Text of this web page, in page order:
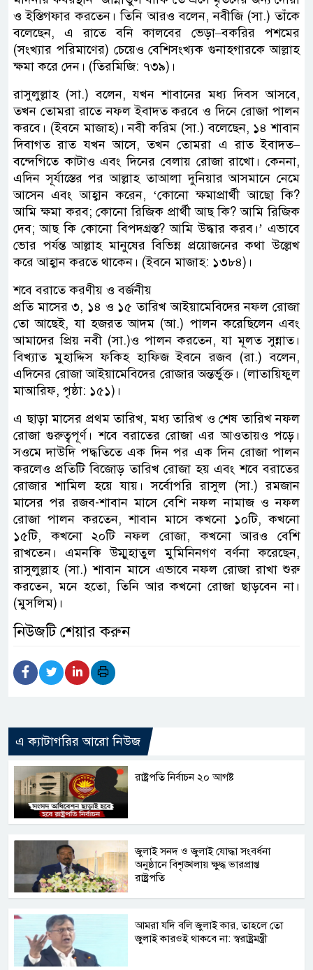
ও ইস্তিগফার করতেন। তিনি আরও বলেন, নবীজি (সা.) তাঁকে
বলেছেন, এ রাতে বনি কালবের ভেড়া–বকরির পশমের
(সংখ্যার পরিমাণের) চেয়েও বেশিসংখ্যক গুনাহগারকে আল্লাহ
ক্ষমা করে দেন। (তিরমিজি: ৭৩৯)।
রাসুলুল্লাহ (সা.) বলেন, যখন শাবানের মধ্য দিবস আসবে,
তখন তোমরা রাতে নফল ইবাদত করবে ও দিনে রোজা পালন
করবে। (ইবনে মাজাহ)। নবী করিম (সা.) বলেছেন, ১৪ শাবান
দিবাগত রাত যখন আসে, তখন তোমরা এ রাত ইবাদত–
বন্দেগিতে কাটাও এবং দিনের বেলায় রোজা রাখো। কেননা,
এদিন সূর্যাস্তের পর আল্লাহ তাআলা দুনিয়ার আসমানে নেমে
আসেন এবং আহ্বান করেন, ‘কোনো ক্ষমাপ্রার্থী আছো কি?
আমি ক্ষমা করব; কোনো রিজিক প্রার্থী আছ কি? আমি রিজিক
দেব; আছ কি কোনো বিপদগ্রস্ত? আমি উদ্ধার করব।’ এভাবে
ভোর পর্যন্ত আল্লাহ মানুষের বিভিন্ন প্রয়োজনের কথা উল্লেখ
করে আহ্বান করতে থাকেন। (ইবনে মাজাহ: ১৩৮৪)।
শবে বরাতে করণীয় ও বর্জনীয়
প্রতি মাসের ৩, ১৪ ও ১৫ তারিখ আইয়ামেবিদের নফল রোজা
তো আছেই, যা হজরত আদম (আ.) পালন করেছিলেন এবং
আমাদের প্রিয় নবী (সা.)ও পালন করতেন, যা মূলত সুন্নাত।
বিখ্যাত মুহাদ্দিস ফকিহ হাফিজ ইবনে রজব (রা.) বলেন,
এদিনের রোজা আইয়ামেবিদের রোজার অন্তর্ভুক্ত। (লাতায়িফুল
মাআরিফ, পৃষ্ঠা: ১৫১)।
এ ছাড়া মাসের প্রথম তারিখ, মধ্য তারিখ ও শেষ তারিখ নফল
রোজা গুরুত্বপূর্ণ। শবে বরাতের রোজা এর আওতায়ও পড়ে।
সওমে দাউদি পদ্ধতিতে এক দিন পর এক দিন রোজা পালন
করলেও প্রতিটি বিজোড় তারিখ রোজা হয় এবং শবে বরাতের
রোজার শামিল হয়ে যায়। সর্বোপরি রাসুল (সা.) রমজান
মাসের পর রজব-শাবান মাসে বেশি নফল নামাজ ও নফল
রোজা পালন করতেন, শাবান মাসে কখনো ১০টি, কখনো
১৫টি, কখনো ২০টি নফল রোজা, কখনো আরও বেশি
রাখতেন। এমনকি উম্মুহাতুল মুমিনিনগণ বর্ণনা করেছেন,
রাসুলুল্লাহ (সা.) শাবান মাসে এভাবে নফল রোজা রাখা শুরু
করতেন, মনে হতো, তিনি আর কখনো রোজা ছাড়বেন না।
(মুসলিম)।
নিউজটি শেয়ার করুন
এ ক্যাটাগরির আরো নিউজ
রাষ্ট্রপতি নির্বাচন ২০ আগষ্ট
জুলাই সনদ ও জুলাই যোদ্ধা সংবর্ধনা
অনুষ্ঠানে বিশৃঙ্খলায় ক্ষুদ্ধ ভারপ্রাপ্ত
রাষ্ট্রপতি
আমরা যদি বলি জুলাই কার, তাহলে তো
জুলাই কারওই থাকবে না: স্বরাষ্ট্রমন্ত্রী